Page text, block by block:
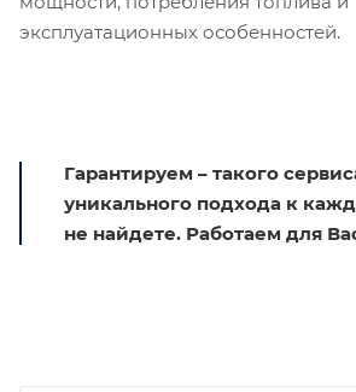
эксплуатационных особенностей.
Гарантируем – такого
уникального подхода к
не найдете. Работаем для